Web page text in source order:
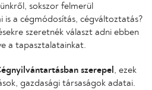
sokszor felmerül
is a cégmódosítás, cégváltoztatás?
szeretnék választ adni ebben
a tapasztalatainkat.
szerepel
, ezek
gazdasági társaságok adatai.